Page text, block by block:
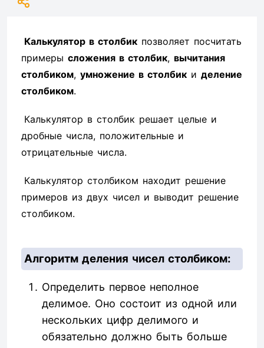
Калькулятор в столбик позволяет посчитать
примеры сложения в столбик, вычитания
столбиком, умножение в столбик и деление
столбиком.
Калькулятор в столбик решает целые и
дробные числа, положительные и
отрицательные числа.
Калькулятор столбиком находит решение
примеров из двух чисел и выводит решение
столбиком.
Алгоритм деления чисел столбиком:
Определить первое неполное
делимое. Оно состоит из одной или
нескольких цифр делимого и
обязательно должно быть больше